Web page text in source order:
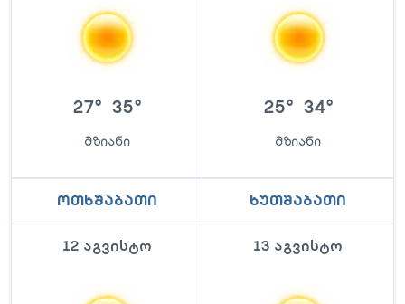
27° 35°
მზიანი
25° 34°
მზიანი
ოთხშაბათი
12 აგვისტო
ხუთშაბათი
13 აგვისტო